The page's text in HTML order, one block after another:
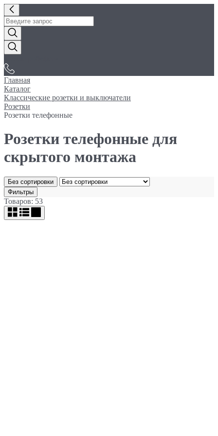
Главная
Каталог
Классические розетки и выключатели
Розетки
Розетки телефонные
Розетки телефонные для
скрытого монтажа
Без сортировки
Фильтры
Товаров: 53